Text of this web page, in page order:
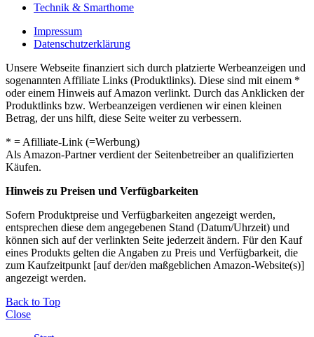
Technik & Smarthome
Impressum
Datenschutzerklärung
Unsere Webseite finanziert sich durch platzierte Werbeanzeigen und
sogenannten Affiliate Links (Produktlinks). Diese sind mit einem *
oder einem Hinweis auf Amazon verlinkt. Durch das Anklicken der
Produktlinks bzw. Werbeanzeigen verdienen wir einen kleinen
Betrag, der uns hilft, diese Seite weiter zu verbessern.
* = Afilliate-Link (=Werbung)
Als Amazon-Partner verdient der Seitenbetreiber an qualifizierten
Käufen.
Hinweis zu Preisen und Verfügbarkeiten
Sofern Produktpreise und Verfügbarkeiten angezeigt werden,
entsprechen diese dem angegebenen Stand (Datum/Uhrzeit) und
können sich auf der verlinkten Seite jederzeit ändern. Für den Kauf
eines Produkts gelten die Angaben zu Preis und Verfügbarkeit, die
zum Kaufzeitpunkt [auf der/den maßgeblichen Amazon-Website(s)]
angezeigt werden.
Back to Top
Close